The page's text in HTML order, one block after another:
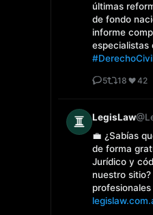
últimas
de fondo
informe
especialistas
5 18 42
LegisLaw
💼 ¿Sabías
de forma
Jurídico y
nuestro